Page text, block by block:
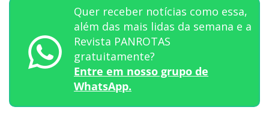
Quer receber notícias como essa,
além das mais lidas da semana e a
Revista PANROTAS
gratuitamente?
Entre em nosso grupo de
WhatsApp.